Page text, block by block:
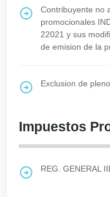
Contribuyente no
promocionales
22021 y sus
de emision de la
Exclusion de
Impuestos
REG. GENERAL